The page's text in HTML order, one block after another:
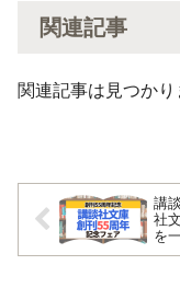
関連記事
関連記事は見つかり
講
社
を